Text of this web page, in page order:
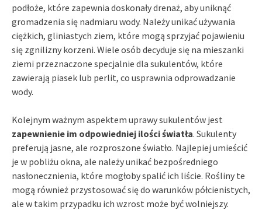
podłoże, które zapewnia doskonały drenaż, aby uniknąć
gromadzenia się nadmiaru wody. Należy unikać używania
ciężkich, gliniastych ziem, które mogą sprzyjać pojawieniu
się zgnilizny korzeni. Wiele osób decyduje się na mieszanki
ziemi przeznaczone specjalnie dla sukulentów, które
zawierają piasek lub perlit, co usprawnia odprowadzanie
wody.
Kolejnym ważnym aspektem uprawy sukulentów jest
zapewnienie im odpowiedniej ilości światła. Sukulenty
preferują jasne, ale rozproszone światło. Najlepiej umieścić
je w pobliżu okna, ale należy unikać bezpośredniego
nasłonecznienia, które mogłoby spalić ich liście. Rośliny te
mogą również przystosować się do warunków półcienistych,
ale w takim przypadku ich wzrost może być wolniejszy.